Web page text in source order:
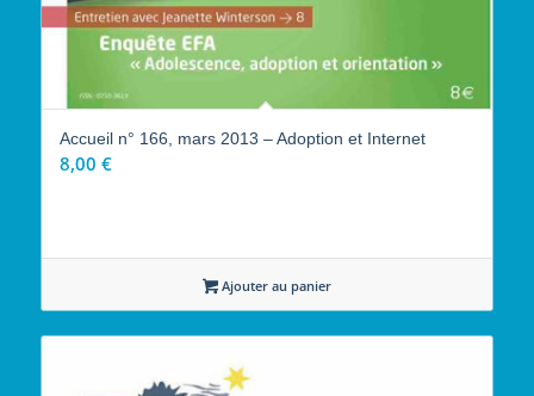
Accueil n° 166, mars 2013 – Adoption et Internet
8,00 €
Ajouter au panier